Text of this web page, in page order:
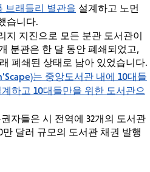
브래들리 별관을 설계하고 노먼
습니다.
지 지진으로 모든 분관 도서관이
분관은 한 달 동안 폐쇄되었고,
폐쇄된 상태로 남아 있었습니다.
는 중앙도서관 내에 10대들
하고 10대들만을 위한 도서관으
자들은 시 전역에 32개의 도서관
만 달러 규모의 도서관 채권 발행